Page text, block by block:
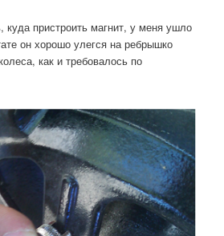
куда пристроить магнит, у меня ушло
он хорошо улегся на ребрышко
как и требовалось по